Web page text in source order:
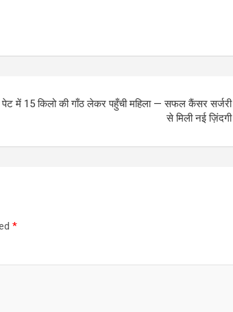
पेट में 15 किलो की गाँठ लेकर पहुँची महिला — सफल कैंसर सर्जरी
से मिली नई ज़िंदगी
*